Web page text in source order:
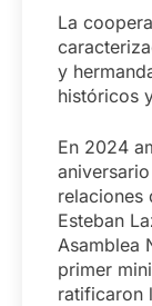
La
y
históricos
En 2024
relaciones
Esteban
Asamblea
primer
ratificaron